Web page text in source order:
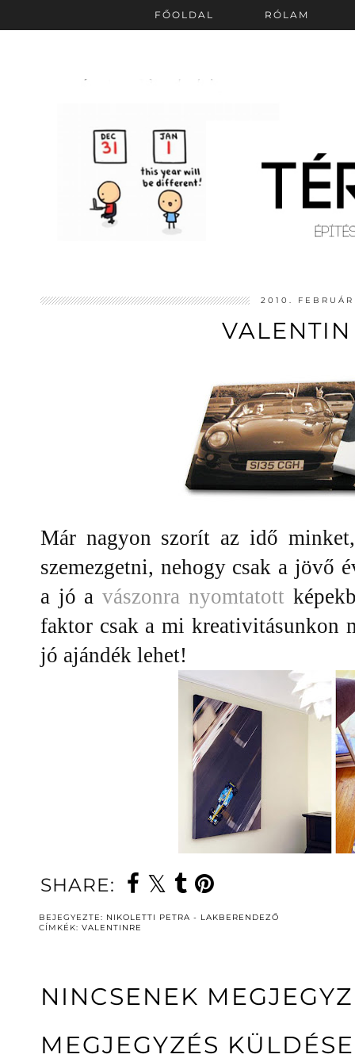
FŐOLDAL RÓLAM
2010.
Már nagyon szorít az idő
szemezgetni, nehogy csak a jövő
a jó avászonra nyomtatott
faktor csak a mi kreativitásunkon
jó ajándék lehet!
SHARE:
BEJEGYEZTE: NIKOLETTI PETRA - LAKBERENDEZŐ
CÍMKÉK: VALENTINRE
NINCSENEK
MEGJEGYZÉS KÜLDÉSE